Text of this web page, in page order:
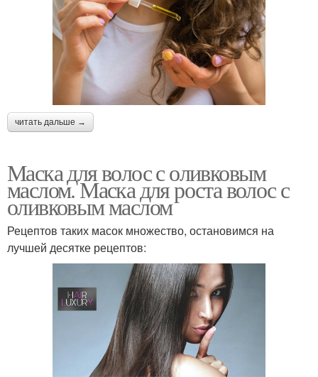
читать дальше →
Маска для волос с оливковым
маслом. Маска для роста волос с
оливковым маслом
Рецептов таких масок множество, остановимся на
лучшей десятке рецептов: